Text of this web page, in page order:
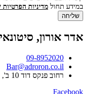
במידע תחול מדיניות
שליחה
אדר אורון,
09-8952020
Bar@adroron.co.il
רחוב פנקס דוד 10 ב', נתניה
Facebook